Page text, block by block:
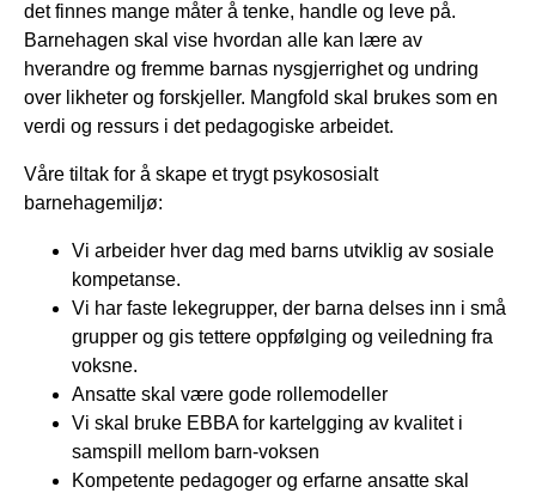
det finnes mange måter å tenke, handle og leve på.
Barnehagen skal vise hvordan alle kan lære av
hverandre og fremme barnas nysgjerrighet og undring
over likheter og forskjeller. Mangfold skal brukes som en
verdi og ressurs i det pedagogiske arbeidet.
Våre tiltak for å skape et trygt psykososialt
barnehagemiljø:
Vi arbeider hver dag med barns utviklig av sosiale
kompetanse.
Vi har faste lekegrupper, der barna delses inn i små
grupper og gis tettere oppfølging og veiledning fra
voksne.
Ansatte skal være gode rollemodeller
Vi skal bruke EBBA for kartelgging av kvalitet i
samspill mellom barn-voksen
Kompetente pedagoger og erfarne ansatte skal